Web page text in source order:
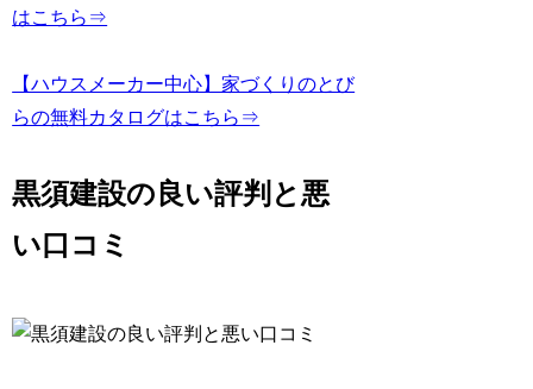
はこちら⇒
【ハウスメーカー中心】家づくりのとび
らの無料カタログはこちら⇒
黒須建設の良い評判と悪
い口コミ